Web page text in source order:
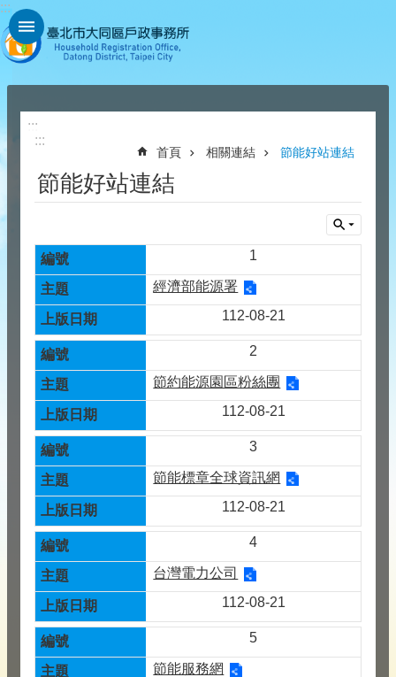
跳到主要內容區塊
:::
:::
:::
首頁 相關連結 節能好站連結
節能好站連結
1
經濟部能源署
112-08-21
2
節約能源園區粉絲團​
112-08-21
3
節能標章全球資訊網
112-08-21
4
台灣電力公司
112-08-21
5
節能服務網